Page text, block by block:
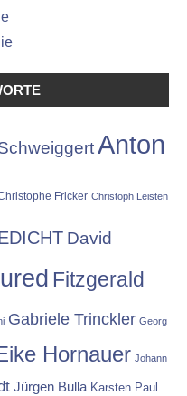
Anton
Fricker Christoph Leisten
David
Fitzgerald
Gabriele Trinckler Georg
Hornauer Johann
Jürgen Bulla Karsten Paul